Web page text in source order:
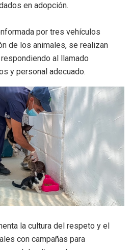
en adopción.
por tres vehículos
de los animales, se realizan
al llamado
y personal adecuado.
la cultura del respeto y el
con campañas para